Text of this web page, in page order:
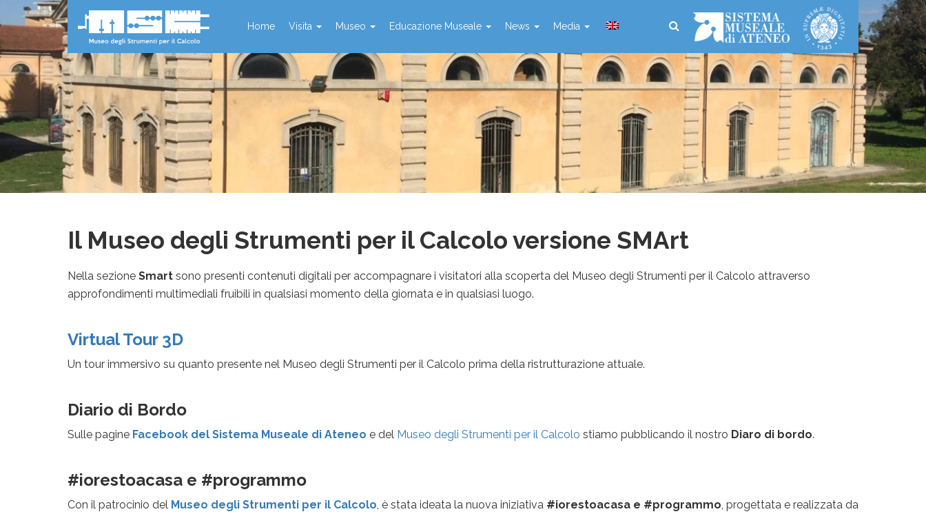
Home Visita Museo Educazione Museale News Media
Il Museo degli Strumenti per il Calcolo versione SMArt
Nella sezione Smart sono presenti contenuti digitali per accompagnare i visitatori alla scoperta del Museo degli Strumenti per il Calcolo attraverso
approfondimenti multimediali fruibili in qualsiasi momento della giornata e in qualsiasi luogo.
Virtual Tour 3D
Un tour immersivo su quanto presente nel Museo degli Strumenti per il Calcolo prima della ristrutturazione attuale.
Diario di Bordo
Sulle pagine Facebook del Sistema Museale di Ateneo e del Museo degli Strumenti per il Calcolo stiamo pubblicando il nostro Diaro di bordo.
#iorestoacasa e #programmo
Con il patrocinio del Museo degli Strumenti per il Calcolo, è stata ideata la nuova iniziativa #iorestoacasa e #programmo, progettata e realizzata da